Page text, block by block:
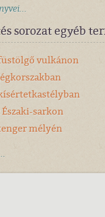
sorozat egyéb
vulkánon
sarkon
mélyén